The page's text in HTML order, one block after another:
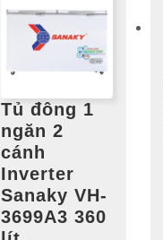
Tủ đông 1
ngăn 2
cánh
Inverter
Sanaky VH-
3699A3 360